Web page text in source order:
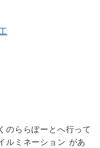
のららぽーとへ行って
ルミネーション があ